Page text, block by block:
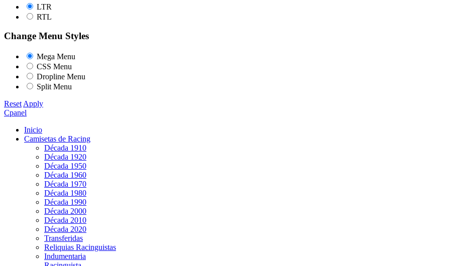
LTR
RTL
Change Menu Styles
Mega Menu
CSS Menu
Dropline Menu
Split Menu
Reset Apply
Cpanel
Inicio
Camisetas de Racing
Década 1910
Década 1920
Década 1950
Década 1960
Década 1970
Década 1980
Década 1990
Década 2000
Década 2010
Década 2020
Transferidas
Reliquias Racinguistas
Indumentaria